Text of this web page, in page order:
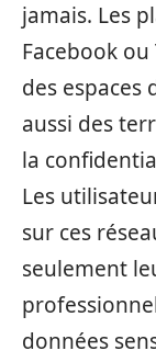
jamais. Les
Facebook
des espaces
aussi des
la
Les
sur ces
seulement
données